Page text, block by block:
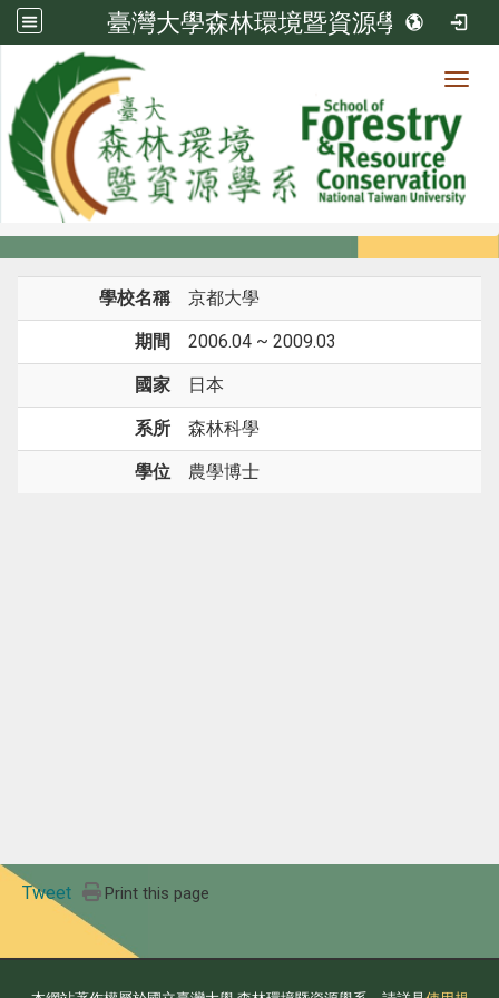
臺灣大學森林環境暨資源學系
系所成員
系所成員
學校名稱 京都大學
期間 2006.04 ~ 2009.03
國家 日本
系所 森林科學
學位 農學博士
Tweet Print this page